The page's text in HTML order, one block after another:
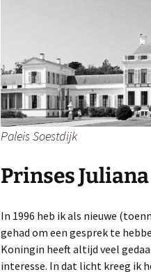
Paleis Soestdijk
Prinses Juliana
In 1996 heb ik als nieuwe
gehad om een gesprek te
Koningin heeft altijd veel
interesse. In dat licht kreeg ik